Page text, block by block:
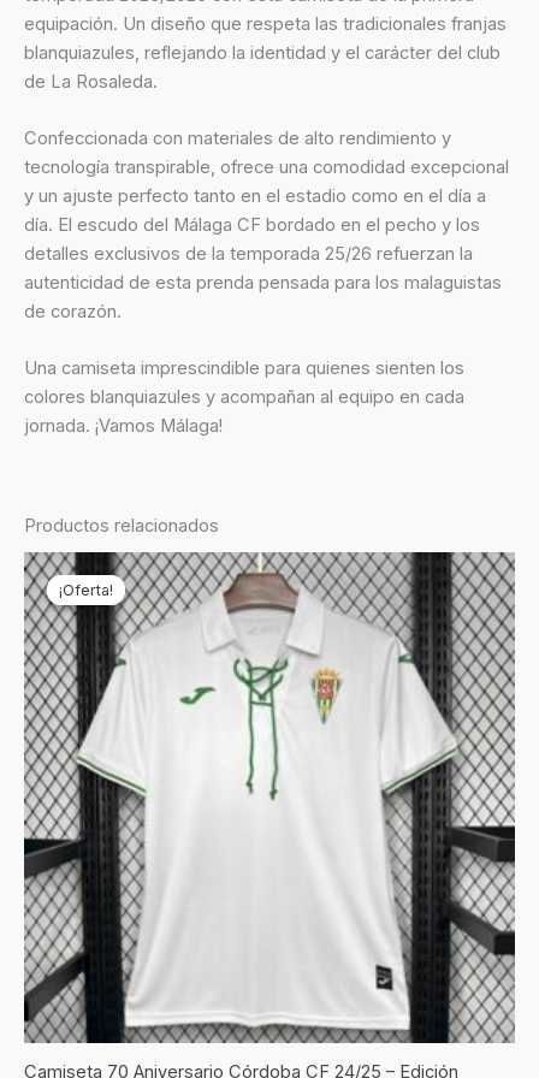
equipación. Un diseño que respeta las tradicionales franjas
blanquiazules, reflejando la identidad y el carácter del club
de La Rosaleda.
Confeccionada con materiales de alto rendimiento y
tecnología transpirable, ofrece una comodidad excepcional
y un ajuste perfecto tanto en el estadio como en el día a
día. El escudo del Málaga CF bordado en el pecho y los
detalles exclusivos de la temporada 25/26 refuerzan la
autenticidad de esta prenda pensada para los malaguistas
de corazón.
Una camiseta imprescindible para quienes sienten los
colores blanquiazules y acompañan al equipo en cada
jornada. ¡Vamos Málaga!
Productos relacionados
¡Oferta!
¡Oferta!
Camiseta 70 Aniversario Córdoba CF 24/25 – Edición
precio
original
era:
€69,90.
El
precio
actual
es:
€19,90.